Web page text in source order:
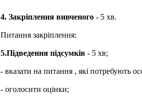
4. Закрiплення вивченого - 5 хв.
Питання закрiплення:
5.Пiдведення пiдсумкiв - 5 хв;
- вказати на питання , якi потребують
- оголосити оцiнки;